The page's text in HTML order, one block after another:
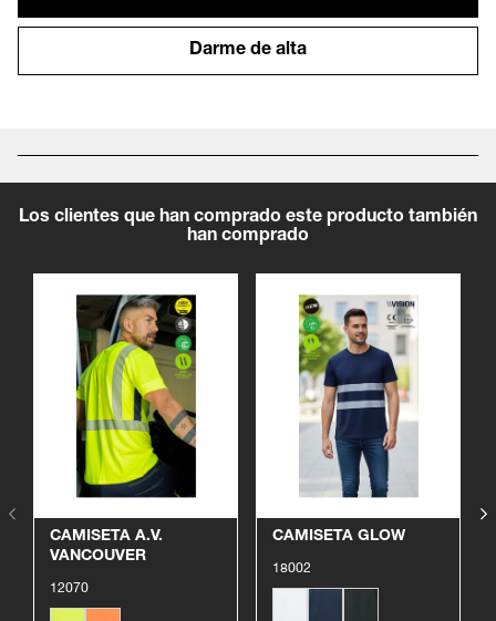
Darme de alta
Los clientes que han comprado este producto también
han comprado
Ver producto
CAMISETA A.V.
VANCOUVER
12070
Ver producto
CAMISETA GLOW
18002